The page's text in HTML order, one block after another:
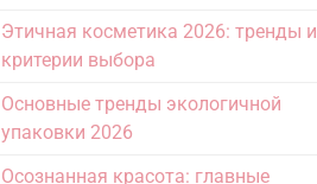
Этичная косметика 2026: тренды и
критерии выбора
Основные тренды экологичной
упаковки 2026
Осознанная красота: главные